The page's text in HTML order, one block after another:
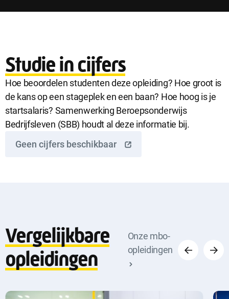
Studie in cijfers
Hoe beoordelen studenten deze opleiding? Hoe groot is
de kans op een stageplek en een baan? Hoe hoog is je
startsalaris? Samenwerking Beroepsonderwijs
Bedrijfsleven (SBB) houdt al deze informatie bij.
Geen cijfers beschikbaar
Vergelijkbare
opleidingen
Onze mbo-
opleidingen